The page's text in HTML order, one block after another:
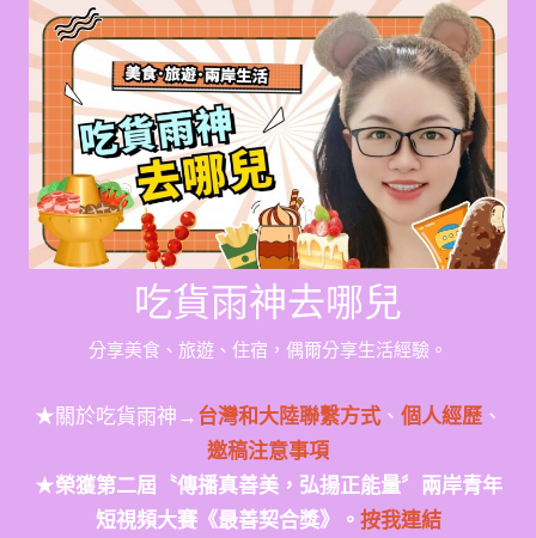
Skip
content
吃貨雨神去哪兒
分享美食、旅遊、住宿，偶爾分享生活經驗。
★關於吃貨雨神→台灣和大陸聯繫方式、 個人經歷、
邀稿注意事項
★榮獲第二屆〝傳播真善美，弘揚正能量〞兩岸青年
短視頻大賽《最善契合獎》。 按我連結